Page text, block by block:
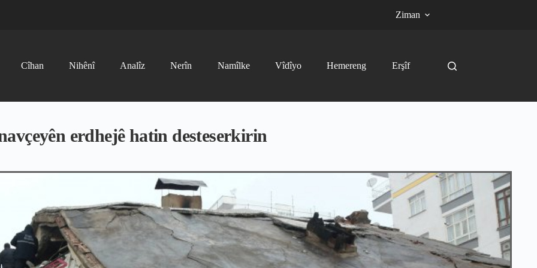
Ziman
Cîhan Nihênî Analîz Nerîn Namîlke Vîdîyo Hemereng Erşîf
erdhejê hatin desteserkirin